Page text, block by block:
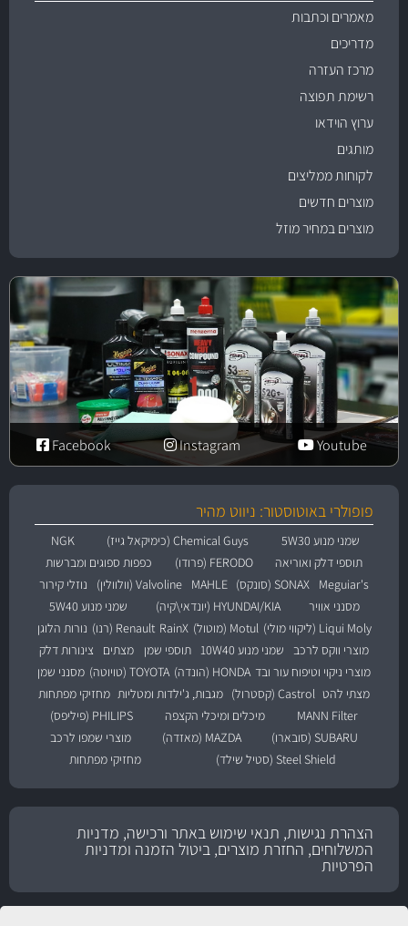
מאמרים וכתבות
מדריכים
מרכז העזרה
רשימת תפוצה
ערוץ הוידאו
מותגים
לקוחות ממליצים
מוצרים חדשים
מוצרים במחיר מוזל
Youtube
Instagram
Facebook
פופולרי באוטוסטור: ניווט מהיר
שמני מנוע 5W30 Chemical Guys (כימיקאל גייז)
NGK
תוספי דלק ואוריאה
FERODO (פרודו)
כפפות ספוגים ומברשות
Meguiar's
SONAX (סונקס) MAHLE Valvoline (וולוולין)
נוזלי קירור
מסנני אוויר
HYUNDAI/KIA (יונדאי\קיה)
שמני מנוע 5W40
Liqui Moly (ליקווי מולי)
Motul (מוטול) RainX Renault (רנו)
נורות הלוגן
מוצרי ווקס לרכב
שמני מנוע 10W40 תוספי שמן מצתים
צינורות דלק
מוצרי ניקוי וטיפוח עור ובד HONDA (הונדה) TOYOTA (טויוטה)
מסנני שמן
מצתי להט Castrol (קסטרול) מגבות, ג'ילדות ומטליות מחזיקי מפתחות
MANN Filter
מיכלים ומיכלי הקצפה
PHILIPS (פיליפס)
SUBARU (סובארו)
MAZDA (מאזדה)
מוצרי שמפו לרכב
Steel Shield (סטיל שילד)
מחזיקי מפתחות
הצהרת נגישות, תנאי שימוש באתר ורכישה, מדניות
המשלוחים, החזרת מוצרים, ביטול הזמנה ומדניות
הפרטיות